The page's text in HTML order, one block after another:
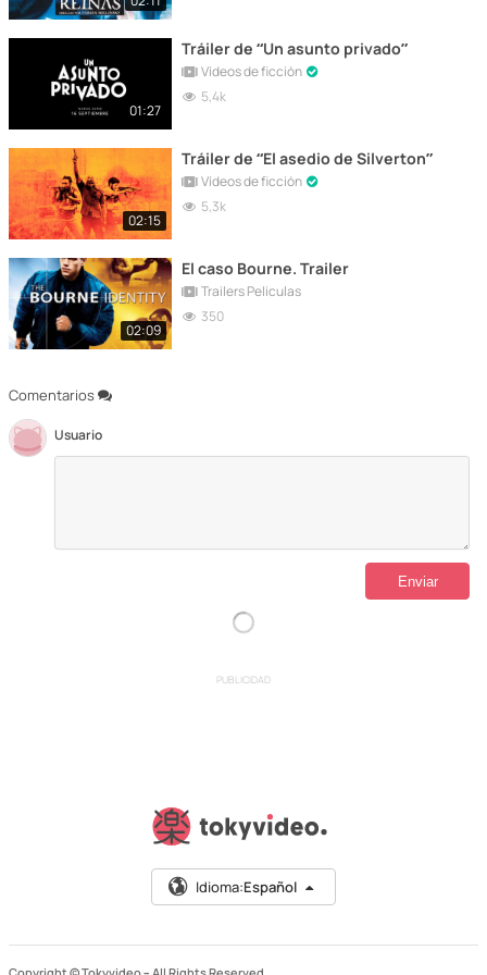
Comentarios
Usuario
01:27
Tráiler de “Un asunto privado”
Vídeos de ficción
5,4k
02:15
Tráiler de “El asedio de Silverton”
Vídeos de ficción
5,3k
02:09
El caso Bourne. Trailer
Trailers Peliculas
350
PUBLICIDAD
Idioma:Español